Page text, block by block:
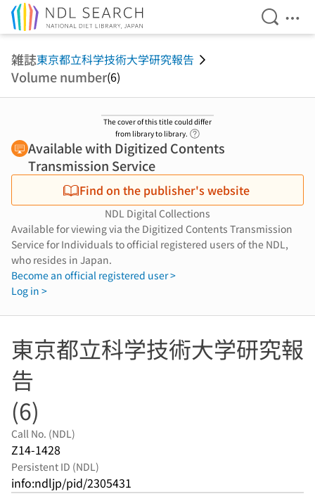
Open
雑誌東京都立科学技術大学研究報告
Volume number(6)
The cover of this title could differ
from library to library.
Available with Digitized Contents
Transmission Service
Find on the publisher's website
NDL Digital Collections
Available for viewing via the Digitized Contents Transmission
Service for Individuals to official registered users of the NDL,
who resides in Japan.
Become an official registered user >
Log in >
東京都立科学技術大学研究報
告
(6)
Call No. (NDL)
Z14-1428
Persistent ID (NDL)
info:ndljp/pid/2305431